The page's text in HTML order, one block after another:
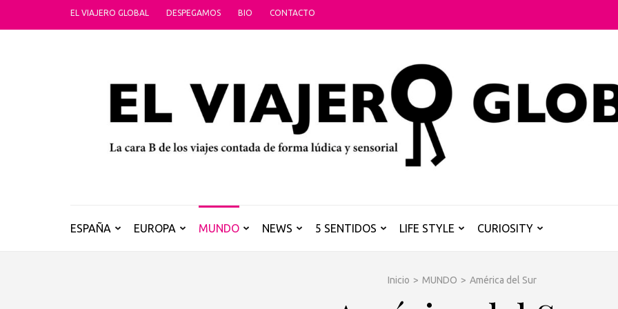
EL VIAJERO GLOBAL DESPEGAMOS BIO CONTACTO
ESPAÑA EUROPA MUNDO NEWS 5 SENTIDOS LIFE STYLE CURIOSITY
Inicio > MUNDO > América del Sur